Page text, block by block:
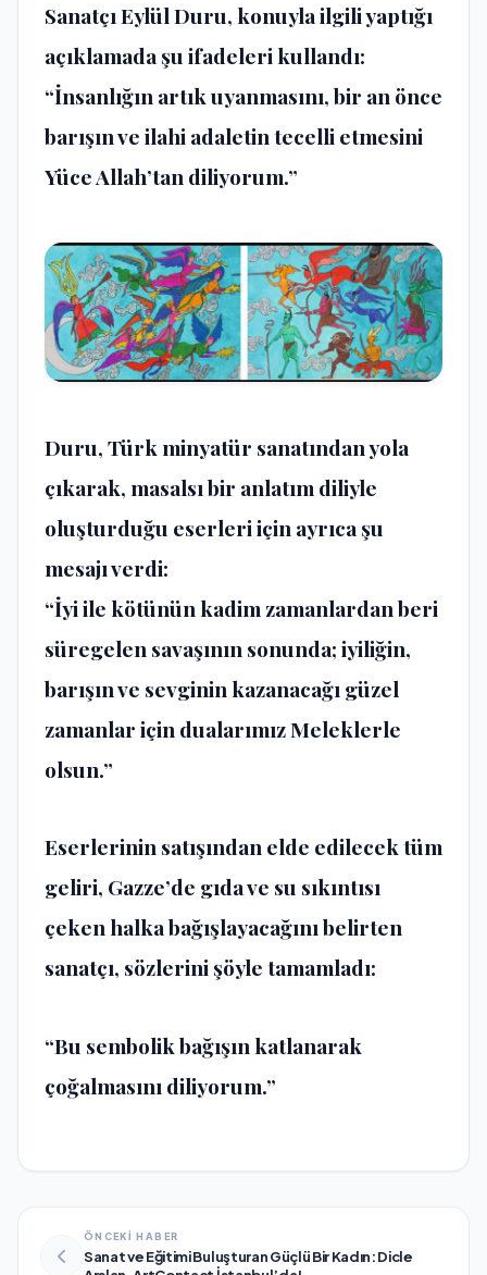
Sanatçı Eylül Duru, konuyla ilgili yaptığı
açıklamada şu ifadeleri kullandı:
“İnsanlığın artık uyanmasını, bir an önce
barışın ve ilahi adaletin tecelli etmesini
Yüce Allah’tan diliyorum.”
Duru, Türk minyatür sanatından yola
çıkarak, masalsı bir anlatım diliyle
oluşturduğu eserleri için ayrıca şu
mesajı verdi:
“İyi ile kötünün kadim zamanlardan beri
süregelen savaşının sonunda; iyiliğin,
barışın ve sevginin kazanacağı güzel
zamanlar için dualarımız Meleklerle
olsun.”
Eserlerinin satışından elde edilecek tüm
geliri, Gazze’de gıda ve su sıkıntısı
çeken halka bağışlayacağını belirten
sanatçı, sözlerini şöyle tamamladı:
“Bu sembolik bağışın katlanarak
çoğalmasını diliyorum.”
ÖNCEKİ HABER
Sanat ve Eğitimi Buluşturan Güçlü Bir Kadın: Dicle